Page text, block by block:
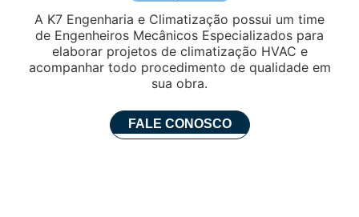
A K7 Engenharia e Climatização possui um time
de Engenheiros Mecânicos Especializados para
elaborar projetos de climatização HVAC e
acompanhar todo procedimento de qualidade em
sua obra.
FALE CONOSCO